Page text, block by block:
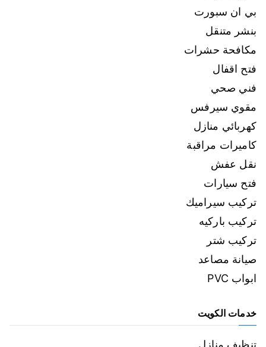
بي ان سبورت
بنشر متنقل
مكافحة حشرات
فتح اقفال
فني صحي
مقوي سيرفس
كهربائي منازل
كاميرات مراقبة
نقل عفش
فتح سيارات
تركيب سيراميك
تركيب باركيه
تركيب شتر
صيانة مصاعد
ابواب PVC
خدمات الكويت
تنظيف منازل